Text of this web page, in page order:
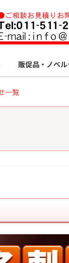
販促品・ノベル
一覧